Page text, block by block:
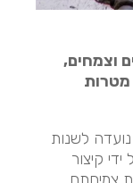
וצמחים,
נועדה לשנות
קיצור
צמיחתם